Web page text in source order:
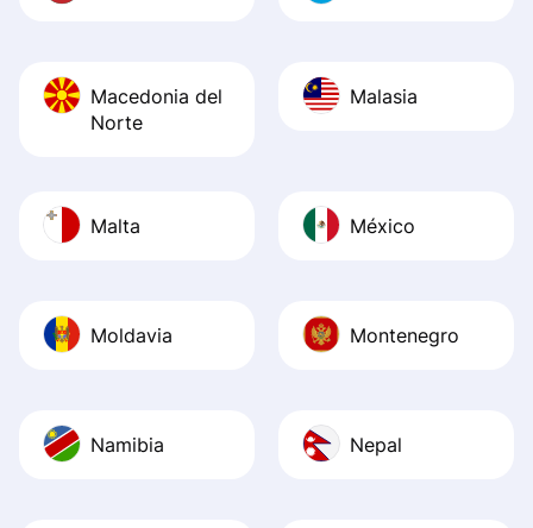
Macedonia del
Norte
Malasia
Malta México
Moldavia Montenegro
Namibia Nepal